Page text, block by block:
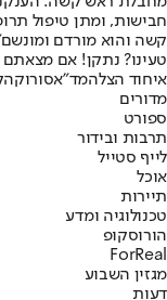
חבישות, ומתן טיפול
קשה והוא מורדם
טעינו? נתקן! אם
איחוד הצלהמד"אסורוקה
מדורים
ספורט
תרבות ובידור
לייף סטייל
אוכל
תיירות
טכנולוגיה ומדע
הורוסקופ
ForReal
מגזין השבוע
דעות